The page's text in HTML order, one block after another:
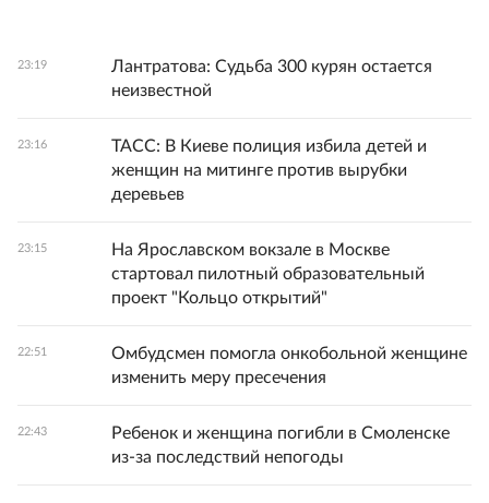
23:19
Лантратова: Судьба 300 курян остается
неизвестной
23:16
ТАСС: В Киеве полиция избила детей и
женщин на митинге против вырубки
деревьев
23:15
На Ярославском вокзале в Москве
стартовал пилотный образовательный
проект "Кольцо открытий"
22:51
Омбудсмен помогла онкобольной женщине
изменить меру пресечения
22:43
Ребенок и женщина погибли в Смоленске
из-за последствий непогоды